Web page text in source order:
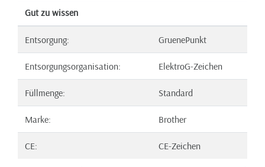
Gut zu wissen
Entsorgung: GruenePunkt
Entsorgungsorganisation: ElektroG-Zeichen
Füllmenge: Standard
Marke: Brother
CE: CE-Zeichen